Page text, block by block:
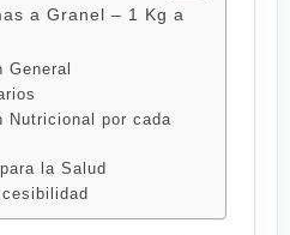
a Granel – 1 Kg a
General
Nutricional por cada
la Salud